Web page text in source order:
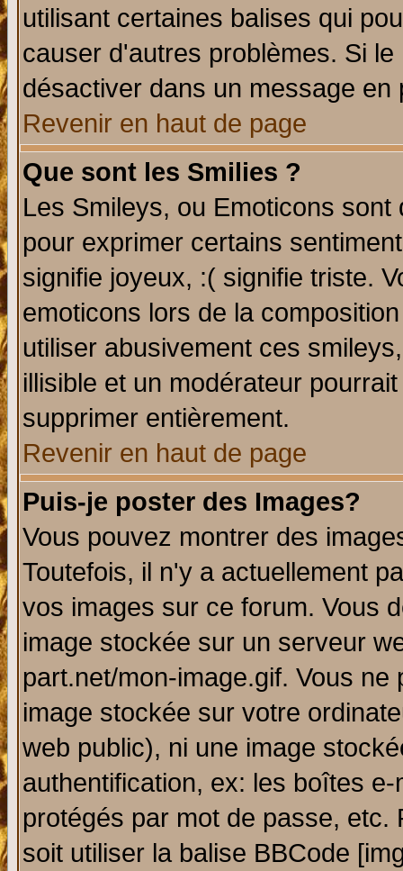
utilisant certaines balises qui
causer d'autres problèmes. Si
désactiver dans un message
Revenir en haut de page
Que sont les Smilies ?
Les Smileys, ou Emoticons
pour exprimer certains
signifie joyeux, :( signifie triste.
emoticons lors de la
utiliser abusivement ces
illisible et un modérateur
supprimer entièrement.
Revenir en haut de page
Puis-je poster des Images?
Vous pouvez montrer des
Toutefois, il n'y a actuellement
vos images sur ce forum. Vous
image stockée sur un serveur
part.net/mon-image.gif. Vous
image stockée sur votre
web public), ni une image
authentification, ex: les boîtes
protégés par mot de passe,
soit utiliser la balise BBCode